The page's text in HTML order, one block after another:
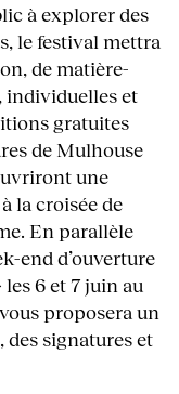
à explorer des
le festival mettra
de matière-
individuelles et
gratuites
de Mulhouse
une
la croisée de
En parallèle
end d’ouverture
les 6 et 7 juin au
proposera un
des signatures et